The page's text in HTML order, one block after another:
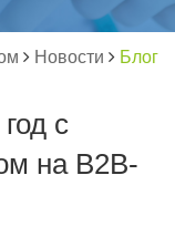
Новости Блог
с
на B2B-